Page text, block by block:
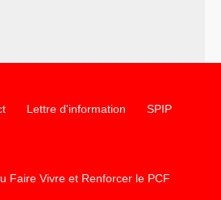
Lettre d'information SPIP
Faire Vivre et Renforcer le PCF